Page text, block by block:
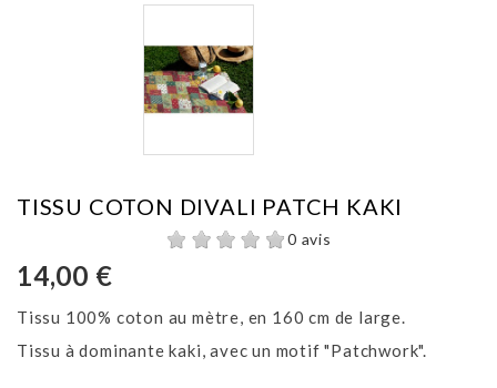
TISSU COTON DIVALI PATCH KAKI
0 avis
14,00 €
Tissu 100% coton au mètre, en 160 cm de large.
Tissu à dominante kaki, avec un motif "Patchwork".